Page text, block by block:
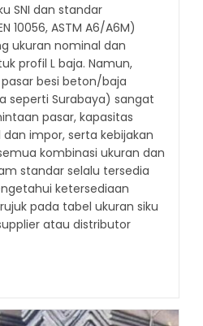
SNI dan standar
10056, ASTM A6/A6M)
ukuran nominal dan
profil L baja. Namun,
besi beton/baja
seperti Surabaya) sangat
pasar, kapasitas
impor, serta kebijakan
kombinasi ukuran dan
standar selalu tersedia
ketersediaan
pada tabel ukuran siku
atau distributor